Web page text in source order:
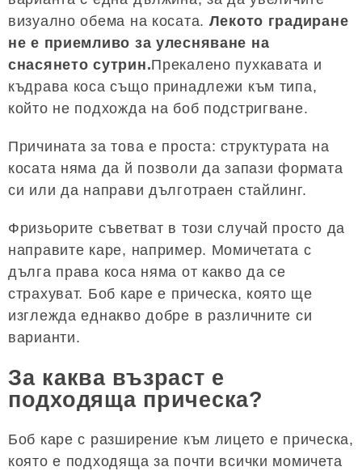
визуално обема на косата. Лекото градиране
не е приемливо за улесняване на
снасянето сутрин.Прекалено пухкавата и
къдрава коса също принадлежи към типа,
който не подхожда на боб подстригване.
Причината за това е проста: структурата на
косата няма да й позволи да запази формата
си или да направи дълготраен стайлинг.
Фризьорите съветват в този случай просто да
направите каре, например. Момичетата с
дълга права коса няма от какво да се
страхуват. Боб каре е прическа, която ще
изглежда еднакво добре в различните си
варианти.
За каква възраст е
подходяща прическа?
Боб каре с разширение към лицето е прическа,
която е подходяща за почти всички момичета